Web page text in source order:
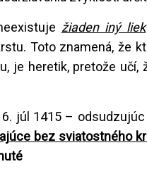
žiaden iný liek
Toto znamená, že
je heretik, pretože učí,
6. júl 1415 –
bez sviatostného